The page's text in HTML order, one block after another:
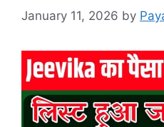
January 11, 2026 by